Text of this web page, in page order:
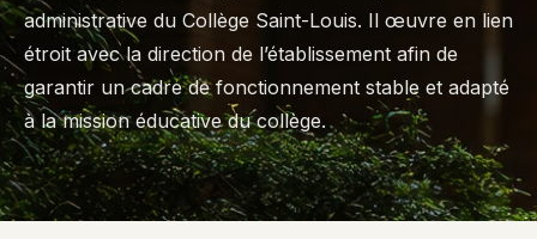
administrative du Collège Saint-Louis. Il œuvre en lien
étroit avec la direction de l’établissement afin de
garantir un cadre de fonctionnement stable et adapté
à la mission éducative du collège.